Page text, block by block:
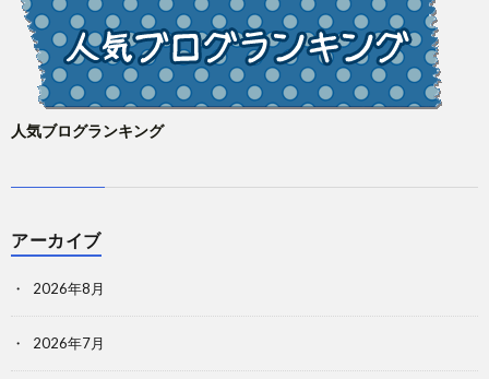
人気ブログランキング
アーカイブ
2026年8月
2026年7月